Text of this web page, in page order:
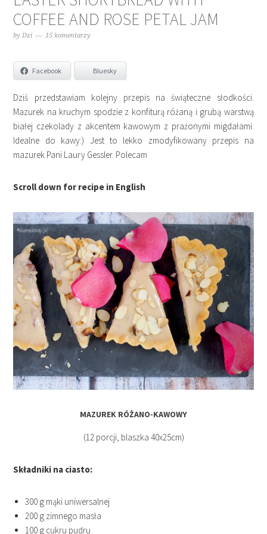
COFFEE AND ROSE PETAL JAM
byDzi 15 komentarzy
Facebook Bluesky
Dziś przedstawiam kolejny przepis na świąteczne słodkości.
Mazurek na kruchym spodzie z konfiturą różaną i grubą warstwą
białej czekolady z akcentem kawowym z prażonymi migdałami.
Idealne do kawy:) Jest to lekko zmodyfikowany przepis na
mazurek Pani Laury Gessler. Polecam
Scroll down for recipe in English
MAZUREK RÓŻANO-KAWOWY
(12 porcji, blaszka 40x25cm)
Składniki na ciasto:
300 g mąki uniwersalnej
200 g zimnego masła
100 g cukru pudru